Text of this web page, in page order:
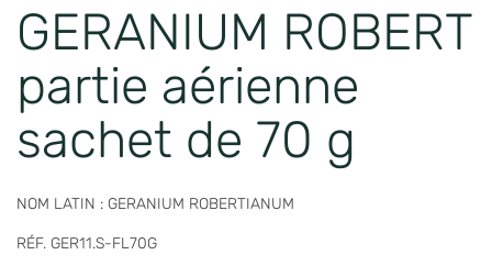
GERANIUM ROBERT
partie aérienne
sachet de 70 g
NOM LATIN : GERANIUM ROBERTIANUM
RÉF. GER11.S-FL70G